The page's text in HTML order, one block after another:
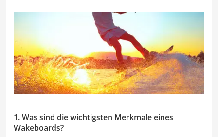
1. Was sind die wichtigsten Merkmale eines
Wakeboards?